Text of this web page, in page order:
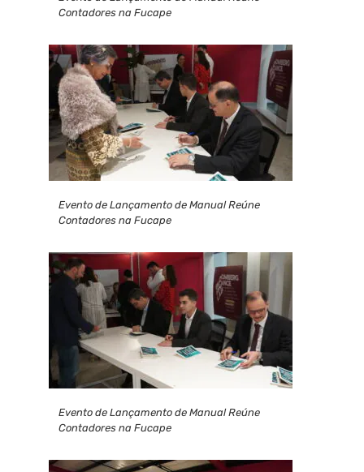
Contadores na Fucape
Evento de Lançamento de Manual Reúne
Contadores na Fucape
Evento de Lançamento de Manual Reúne
Contadores na Fucape